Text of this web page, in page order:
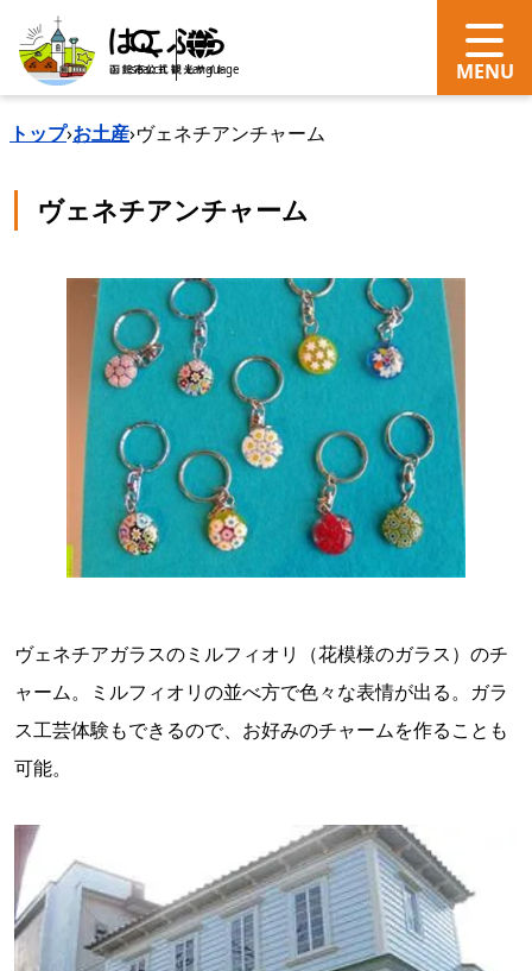
search Language
トップ›お土産›ヴェネチアンチャーム
ヴェネチアンチャーム
ヴェネチアガラスのミルフィオリ（花模様のガラス）のチ
ャーム。ミルフィオリの並べ方で色々な表情が出る。ガラ
ス工芸体験もできるので、お好みのチャームを作ることも
可能。